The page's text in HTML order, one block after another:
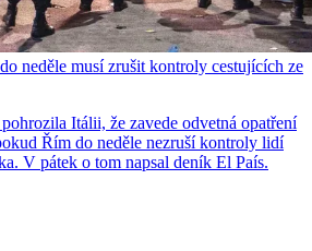
neděle musí zrušit kontroly cestujících ze
Itálii, že zavede odvetná opatření
Řím do neděle nezruší kontroly lidí
V pátek o tom napsal deník El País.